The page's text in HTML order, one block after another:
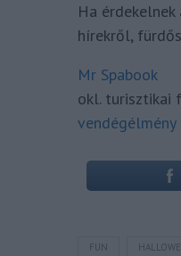
Ha
hírekről,
Mr Spabook
okl. turisztikai
vendégélmény
FUN